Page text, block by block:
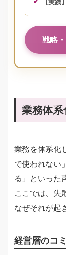
【実践
戦略
業務体
業務を体系化
で使われない
る」といった
ここでは、失
なぜそれが起
経営層のコ